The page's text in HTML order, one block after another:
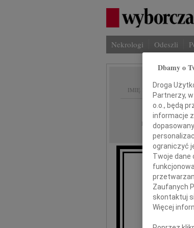
Nekrologi Odeszli
IMIĘ I NAZWISKO:
REGION:
DATA EMISJI:
Dbamy o
Droga
Partnerzy,
o.o., będą
informacje
ograniczyć
Twoje dane
Zaufanych
skontaktuj
Więcej